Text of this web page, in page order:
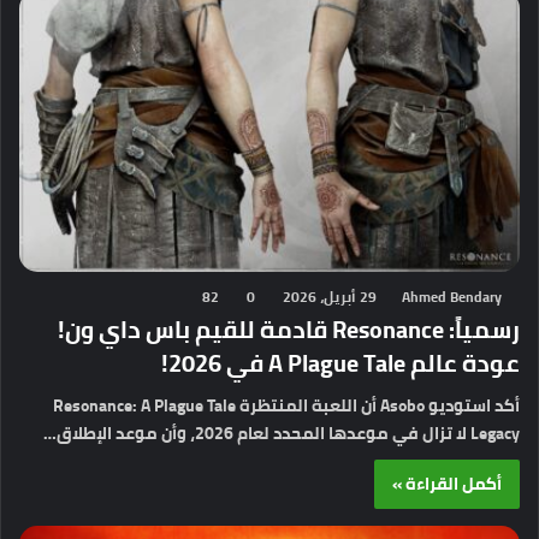
Ahmed Bendary 29 أبريل، 2026 0
82
رسمياً: Resonance قادمة للقيم باس داي ون!
عودة عالم A Plague Tale في 2026!
أكد استوديو Asobo أن اللعبة المنتظرة Resonance: A Plague Tale
Legacy لا تزال في موعدها المحدد لعام 2026، وأن موعد الإطلاق…
أكمل القراءة »